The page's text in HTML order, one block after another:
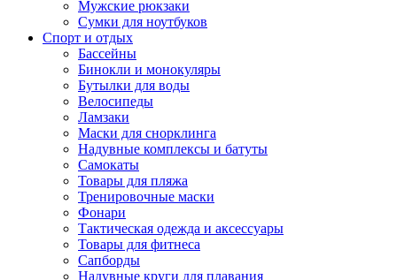
Мужские рюкзаки
Сумки для ноутбуков
Спорт и отдых
Бассейны
Бинокли и монокуляры
Бутылки для воды
Велосипеды
Ламзаки
Маски для снорклинга
Надувные комплексы и батуты
Самокаты
Товары для пляжа
Тренировочные маски
Фонари
Тактическая одежда и аксессуары
Товары для фитнеса
Сапборды
Надувные круги для плавания